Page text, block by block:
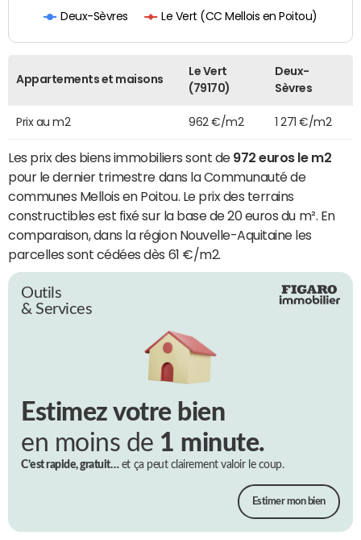
Deux-Sèvres Le Vert (CC Mellois en Poitou)
Appartements et maisons
Le Vert
(79170)
Deux-
Sèvres
Prix au m2 962 €/m2 1 271 €/m2
Les prix des biens immobiliers sont de 972 euros le m2
pour le dernier trimestre dans la Communauté de
communes Mellois en Poitou. Le prix des terrains
constructibles est fixé sur la base de 20 euros du m². En
comparaison, dans la région Nouvelle-Aquitaine les
parcelles sont cédées dès 61 €/m2.
Outils
& Services
Estimez votre bien
en moins de 1 minute.
C’est rapide, gratuit…et ça peut clairement valoir le coup.
Estimer mon bien